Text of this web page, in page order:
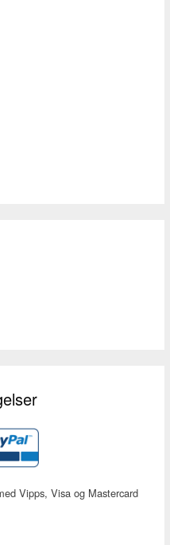
Vipps, Visa og Mastercard